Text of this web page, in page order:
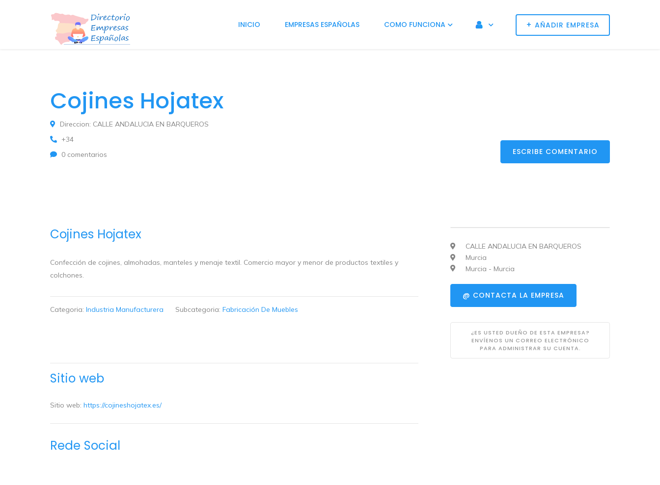
+ AÑADIR EMPRESA
INICIO EMPRESAS ESPAÑOLAS COMO FUNCIONA
Cojines Hojatex
Direccion: CALLE ANDALUCIA EN BARQUEROS
+34
0 comentarios
ESCRIBE COMENTARIO
Cojines Hojatex
Confección de cojines, almohadas, manteles y menaje textil. Comercio mayor y menor de productos textiles y
colchones.
Categoria: Industria Manufacturera Subcategoria: Fabricación De Muebles
Sitio web
Sitio web: https://cojineshojatex.es/
Rede Social
CALLE ANDALUCIA EN BARQUEROS
Murcia
Murcia - Murcia
@ CONTACTA LA EMPRESA
¿ES USTED DUEÑO DE ESTA EMPRESA?
ENVÍENOS UN CORREO ELECTRÓNICO
PARA ADMINISTRAR SU CUENTA.